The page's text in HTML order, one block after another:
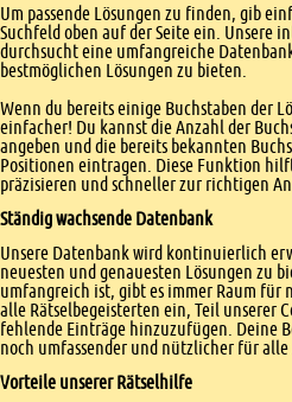
Um passende Lösungen zu finden, gib
Suchfeld oben auf der Seite ein. Unsere
durchsucht eine umfangreiche
bestmöglichen Lösungen zu bieten.
Wenn du bereits einige Buchstaben der
einfacher! Du kannst die Anzahl der
angeben und die bereits bekannten
Positionen eintragen. Diese Funktion
präzisieren und schneller zur richtigen
Ständig wachsende Datenbank
Unsere Datenbank wird kontinuierlich
neuesten und genauesten Lösungen zu
umfangreich ist, gibt es immer Raum für
alle Rätselbegeisterten ein, Teil unserer
fehlende Einträge hinzuzufügen. Deine
noch umfassender und nützlicher für alle
Vorteile unserer Rätselhilfe